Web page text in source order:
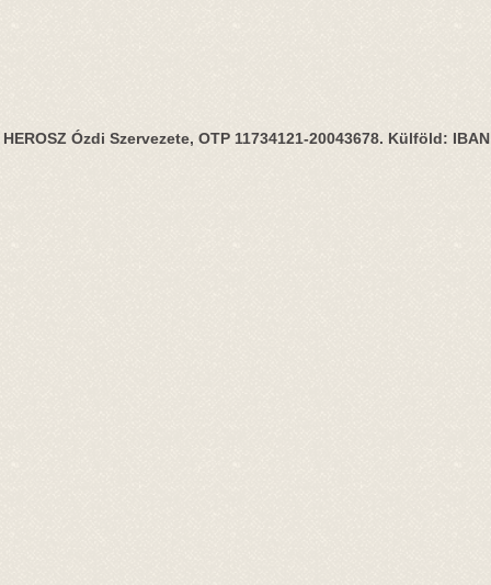
HEROSZ Ózdi Szervezete, OTP 11734121-20043678. Külföld: